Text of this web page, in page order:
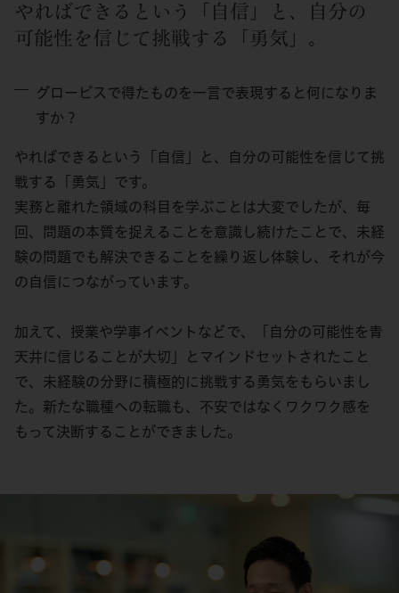
やればできるという「自信」と、自分の
可能性を信じて挑戦する「勇気」。
グロービスで得たものを一言で表現すると何になりま
すか？
やればできるという「自信」と、自分の可能性を信じて挑
戦する「勇気」です。
実務と離れた領域の科目を学ぶことは大変でしたが、毎
回、問題の本質を捉えることを意識し続けたことで、未経
験の問題でも解決できることを繰り返し体験し、それが今
の自信につながっています。
加えて、授業や学事イベントなどで、「自分の可能性を青
天井に信じることが大切」とマインドセットされたこと
で、未経験の分野に積極的に挑戦する勇気をもらいまし
た。新たな職種への転職も、不安ではなくワクワク感を
もって決断することができました。